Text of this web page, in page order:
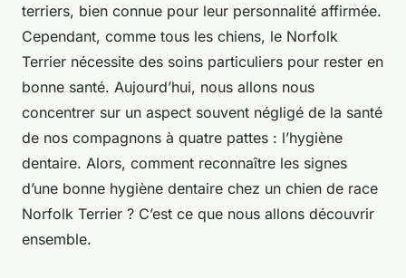
terriers, bien connue pour leur personnalité affirmée.
Cependant, comme tous les chiens, le Norfolk
Terrier nécessite des soins particuliers pour rester en
bonne santé. Aujourd’hui, nous allons nous
concentrer sur un aspect souvent négligé de la santé
de nos compagnons à quatre pattes : l’hygiène
dentaire. Alors, comment reconnaître les signes
d’une bonne hygiène dentaire chez un chien de race
Norfolk Terrier ? C’est ce que nous allons découvrir
ensemble.